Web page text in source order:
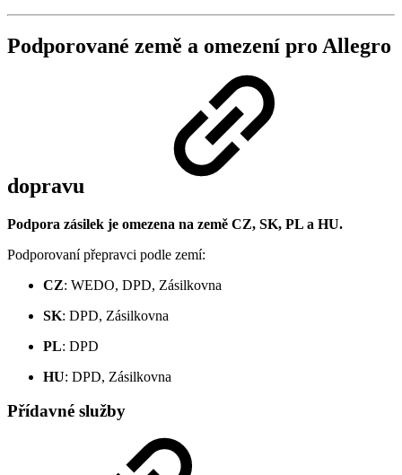
Podporované země a omezení pro Allegro
dopravu
Podpora zásilek je omezena na země CZ, SK, PL a HU.
Podporovaní přepravci podle zemí:
CZ: WEDO, DPD, Zásilkovna
SK: DPD, Zásilkovna
PL: DPD
HU: DPD, Zásilkovna
Přídavné služby